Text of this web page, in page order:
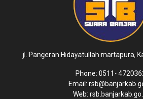
jl. Pangeran Hidayatullah martapura,
Phone: 0511-
Email:
Web: